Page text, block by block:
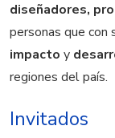
diseñadores,
personas que con
impacto y
regiones del país.
Invitados